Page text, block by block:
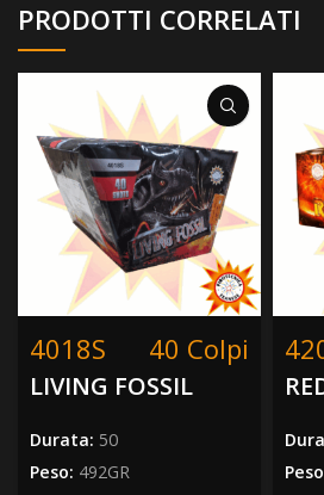
PRODOTTI CORRELATI
4018S 40 Colpi
LIVING FOSSIL
Durata: 50
Peso: 492GR